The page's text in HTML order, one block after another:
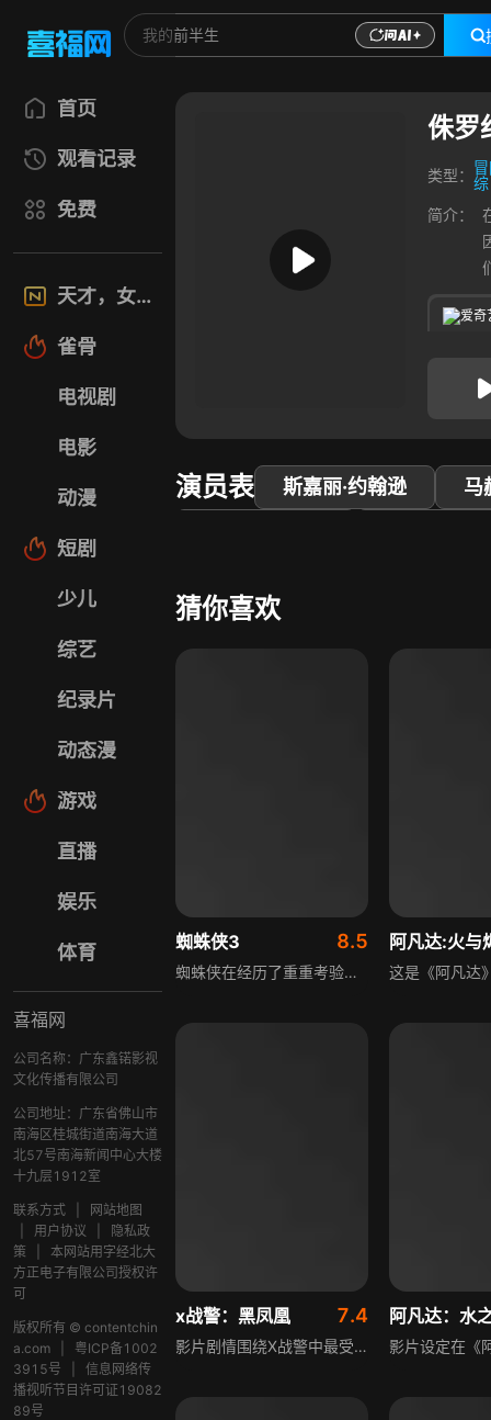
首页
观看记录
免费
天才，女友
雀骨
电视剧
电影
动漫
短剧
少儿
综艺
纪录片
动态漫
游戏
直播
娱乐
体育
喜福网
公司名称：广东鑫锘影视
文化传播有限公司
公司地址：广东省佛山市
南海区桂城街道南海大道
北57号南海新闻中心大楼
十九层1912室
联系方式
网站地图
用户协议
隐私政
策
本网站用字经北大
方正电子有限公司授权许
可
版权所有 © contentchin
a.com
粤ICP备1002
3915号
信息网络传
播视听节目许可证19082
89号
侏罗
类型： 综
简介：
爱奇
演员表 斯嘉丽·约翰逊
马
猜你喜欢
蜘蛛侠3 8.5
蜘蛛侠在经历了重重考验之后，成为了人人敬仰的正义英雄，也抱得了美人归。但光环之下的蜘蛛侠，也有自己的心病：他在第一部时放走了小偷，导致最亲爱的叔叔被小偷杀死，帕克一直为此耿耿于怀。生活顺意的帕克开始变得目中无人，当他再次抓到那个小偷时，残忍地看着对方从楼上摔下致死，过后才发现自己惩罚错了人，真凶是“沙人”。当帕克将“沙人”残忍杀死后，帕克心内的阴暗面渐渐在他身体内占据了上风，蜘蛛侠最终演变成邪恶的“毒蜘蛛”，糟糕的是，帕克没有察觉到自身的变化，帕克最终如何摆脱自身的邪恶？
x战警：黑凤凰 7.4
影片剧情围绕X战警中最受欢迎成员之一的“凤凰女”琴·葛蕾展开，讲述她逐渐转化为黑凤凰的故事。在一次危及生命的太空营救行动中，琴被神秘的宇宙力量击中，成为最强大的变种人。此后琴·葛蕾不仅要设法掌控日益增长、极不稳定的力量，更要与自己内心的恶魔抗争，她的失控让整个X战警大家庭分崩离析，也让整个星球陷入毁灭的威胁之中。《X战警：黑凤凰》是迄今为止气氛最紧张、情感最丰富的一部《X战警》电影，是《X战警》系列20年来的集大成之作，大家非常熟悉和热爱的变种人大家庭即将面对最为强大的敌人——而她恰恰还是他们中的一员。
阿凡达：水